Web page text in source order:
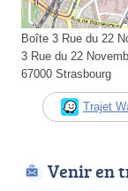
Boîte 3 Rue du 22
3 Rue du 22
67000 Strasbourg
Trajet
Venir en